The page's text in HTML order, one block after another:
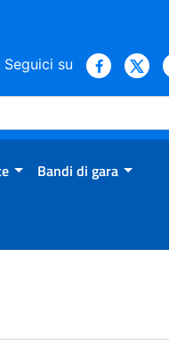
Seguici su
Bandi di gara